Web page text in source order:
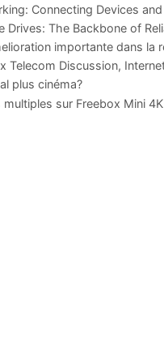
Connecting Devices
Drives: The Backbone of
importante dans la
Telecom Discussion,
plus cinéma?
multiples sur Freebox Mini 4K